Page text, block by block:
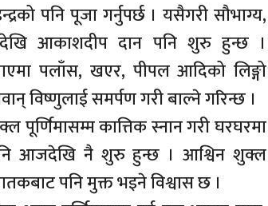
पनि पूजा गर्नुपर्छ । यसैगरी सौभाग्य,
आकाशदीप दान पनि शुरु हुन्छ ।
पलाँस, खएर, पीपल आदिको लिङ्गो
विष्णुलाई समर्पण गरी बाल्ने गरिन्छ ।
पूर्णिमासम्म कात्तिक स्नान गरी घरघरमा
आजदेखि नै शुरु हुन्छ । आश्विन शुक्ल
पनि मुक्त भइने विश्वास छ ।